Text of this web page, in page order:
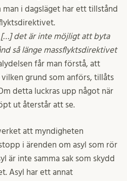
i dagsläget har ett tillstånd
[…] det är inte möjligt att byta
så länge massflyktsdirektivet
får man förstå, att
grund som anförs, tillåts
detta luckras upp något när
ut återstår att se.
att myndigheten
i ärenden om asyl som rör
är inte samma sak som skydd
Asyl har ett annat